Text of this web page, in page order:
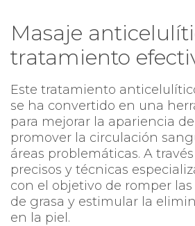
Masaje
tratamiento
Este tratamiento
se ha convertido en una
para mejorar la apariencia
promover la circulación
áreas problemáticas. A
precisos y técnicas
con el objetivo de romper
de grasa y estimular la
en la piel.